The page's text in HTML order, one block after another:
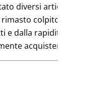
officina
dei